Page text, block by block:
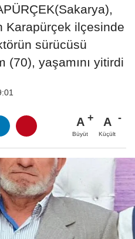
Karapürçek ilçesinde
sürücüsü
(70), yaşamını yitirdi
A
Büyüt
A
Küçült